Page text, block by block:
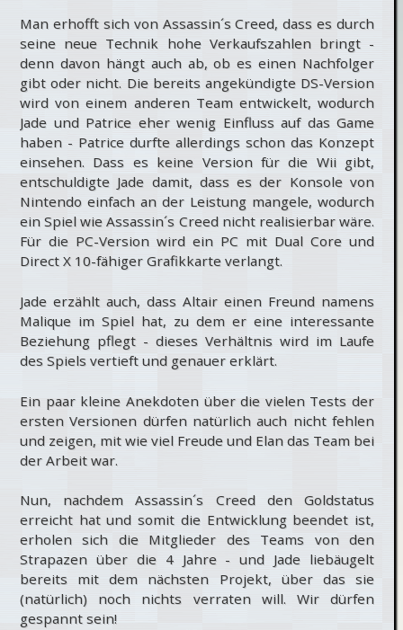
Man erhofft sich von Assassin´s Creed, dass es durch
seine neue Technik hohe Verkaufszahlen bringt -
denn davon hängt auch ab, ob es einen Nachfolger
gibt oder nicht. Die bereits angekündigte DS-Version
wird von einem anderen Team entwickelt, wodurch
Jade und Patrice eher wenig Einfluss auf das Game
haben - Patrice durfte allerdings schon das Konzept
einsehen. Dass es keine Version für die Wii gibt,
entschuldigte Jade damit, dass es der Konsole von
Nintendo einfach an der Leistung mangele, wodurch
ein Spiel wie Assassin´s Creed nicht realisierbar wäre.
Für die PC-Version wird ein PC mit Dual Core und
Direct X 10-fähiger Grafikkarte verlangt.
Jade erzählt auch, dass Altair einen Freund namens
Malique im Spiel hat, zu dem er eine interessante
Beziehung pflegt - dieses Verhältnis wird im Laufe
des Spiels vertieft und genauer erklärt.
Ein paar kleine Anekdoten über die vielen Tests der
ersten Versionen dürfen natürlich auch nicht fehlen
und zeigen, mit wie viel Freude und Elan das Team bei
der Arbeit war.
Nun, nachdem Assassin´s Creed den Goldstatus
erreicht hat und somit die Entwicklung beendet ist,
erholen sich die Mitglieder des Teams von den
Strapazen über die 4 Jahre - und Jade liebäugelt
bereits mit dem nächsten Projekt, über das sie
(natürlich) noch nichts verraten will. Wir dürfen
gespannt sein!